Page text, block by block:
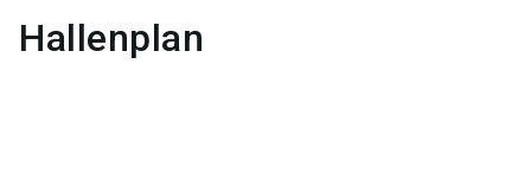
Hallenplan